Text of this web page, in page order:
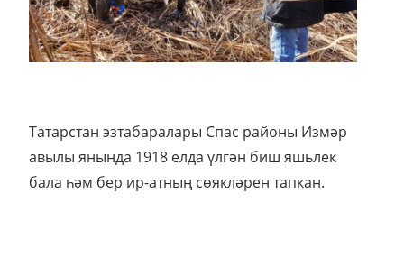
Татарстан эзтабаралары Спас районы Измәр
авылы янында 1918 елда үлгән биш яшьлек
бала һәм бер ир-атның сөякләрен тапкан.